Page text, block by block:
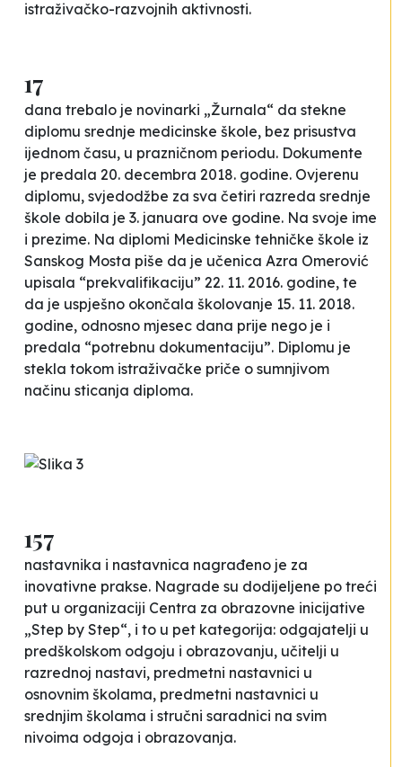
istraživačko-razvojnih aktivnosti.
17
dana trebalo je novinarki „Žurnala“ da stekne
diplomu srednje medicinske škole, bez prisustva
ijednom času, u prazničnom periodu. Dokumente
je predala 20. decembra 2018. godine. Ovjerenu
diplomu, svjedodžbe za sva četiri razreda srednje
škole dobila je 3. januara ove godine. Na svoje ime
i prezime. Na diplomi Medicinske tehničke škole iz
Sanskog Mosta piše da je učenica Azra Omerović
upisala “prekvalifikaciju” 22. 11. 2016. godine, te
da je uspješno okončala školovanje 15. 11. 2018.
godine, odnosno mjesec dana prije nego je i
predala “potrebnu dokumentaciju”. Diplomu je
stekla tokom istraživačke priče o sumnjivom
načinu sticanja diploma.
157
nastavnika i nastavnica nagrađeno je za
inovativne prakse. Nagrade su dodijeljene po treći
put u organizaciji Centra za obrazovne inicijative
„Step by Step“, i to u pet kategorija: odgajatelji u
predškolskom odgoju i obrazovanju, učitelji u
razrednoj nastavi, predmetni nastavnici u
osnovnim školama, predmetni nastavnici u
srednjim školama i stručni saradnici na svim
nivoima odgoja i obrazovanja.